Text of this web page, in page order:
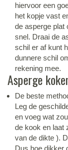
hiervoor een
het kopje vast
de asperge plat
snel. Draai de
schil er af kunt
dunnere schil
rekening mee.
Asperge
De beste
Leg de
en voeg wat
de kook en laat
van de dikte ).
Dus hoe dikker